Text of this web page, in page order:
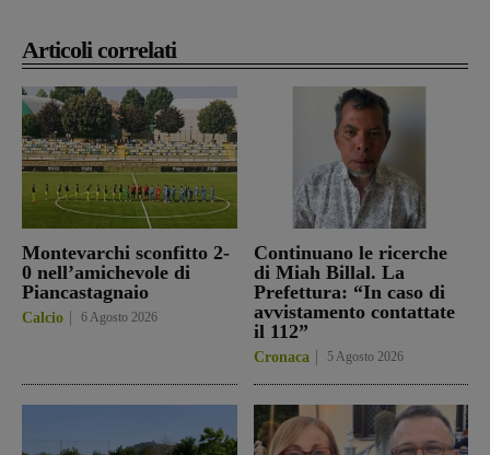
Articoli correlati
Montevarchi sconfitto 2-
0 nell’amichevole di
Piancastagnaio
Calcio 6 Agosto 2026
Continuano le ricerche
di Miah Billal. La
Prefettura: “In caso di
avvistamento contattate
il 112”
Cronaca 5 Agosto 2026